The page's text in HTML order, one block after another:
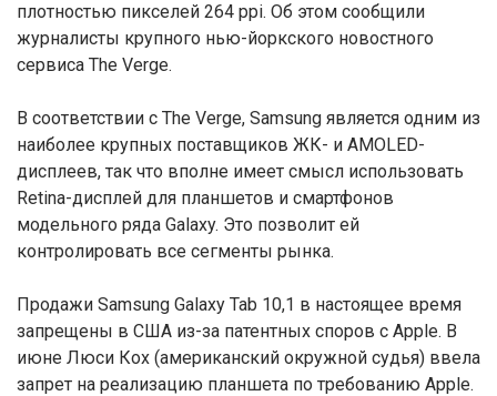
плотностью пикселей 264 ppi. Об этом сообщили
журналисты крупного нью-йоркского новостного
сервиса The Verge.
В соответствии с The Verge, Samsung является одним из
наиболее крупных поставщиков ЖК- и AMOLED-
дисплеев, так что вполне имеет смысл использовать
Retina-дисплей для планшетов и смартфонов
модельного ряда Galaxy. Это позволит ей
контролировать все сегменты рынка.
Продажи Samsung Galaxy Tab 10,1 в настоящее время
запрещены в США из-за патентных споров с Apple. В
июне Люси Кох (американский окружной судья) ввела
запрет на реализацию планшета по требованию Apple.